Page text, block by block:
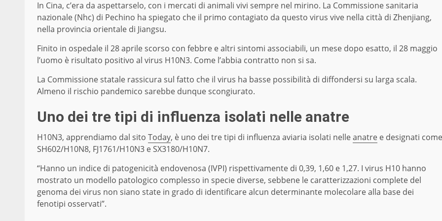
In Cina, c’era da aspettarselo, con i mercati di animali vivi sempre nel mirino. La Commissione sanitaria
nazionale (Nhc) di Pechino ha spiegato che il primo contagiato da questo virus vive nella città di Zhenjiang,
nella provincia orientale di Jiangsu.
Finito in ospedale il 28 aprile scorso con febbre e altri sintomi associabili, un mese dopo esatto, il 28 maggio
l’uomo è risultato positivo al virus H10N3. Come l’abbia contratto non si sa.
La Commissione statale rassicura sul fatto che il virus ha basse possibilità di diffondersi su larga scala.
Almeno il rischio pandemico sarebbe dunque scongiurato.
Uno dei tre tipi di influenza isolati nelle anatre
H10N3, apprendiamo dal sito Today, è uno dei tre tipi di influenza aviaria isolati nelleanatre e designati come
SH602/H10N8, FJ1761/H10N3 e SX3180/H10N7.
“Hanno un indice di patogenicità endovenosa (IVPI) rispettivamente di 0,39, 1,60 e 1,27. I virus H10 hanno
mostrato un modello patologico complesso in specie diverse, sebbene le caratterizzazioni complete del
genoma dei virus non siano state in grado di identificare alcun determinante molecolare alla base dei
fenotipi osservati”.